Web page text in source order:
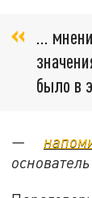
…
было в
—